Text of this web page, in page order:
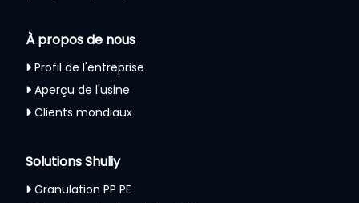
À propos de nous
Profil de l'entreprise
Aperçu de l'usine
Clients mondiaux
Solutions Shuliy
Granulation PP PE